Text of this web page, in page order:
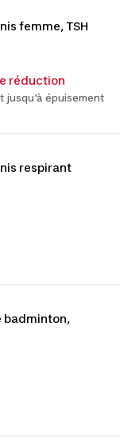
femme, TSH
réduction
jusqu'à épuisement
respirant
badminton,